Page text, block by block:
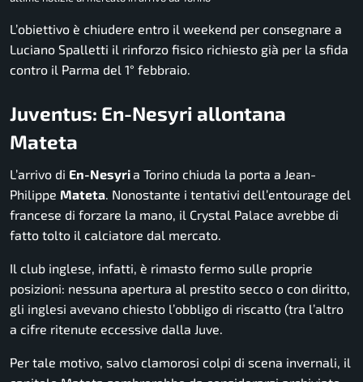
L’obiettivo è chiudere entro il weekend per consegnare a
Luciano Spalletti il rinforzo fisico richiesto già per la sfida
contro il Parma del 1° febbraio.
Juventus: En-Nesyri allontana
Mateta
L’arrivo di En-Nesyria Torino chiuda la porta a Jean-
Philippe Mateta. Nonostante i tentativi dell’entourage del
francese di forzare la mano, il Crystal Palace avrebbe di
fatto tolto il calciatore dal mercato.
Il club inglese, infatti, è rimasto fermo sulle proprie
posizioni: nessuna apertura al prestito secco o con diritto,
gli inglesi avevano chiesto l’obbligo di riscatto (tra l’altro
a cifre ritenute eccessive dalla Juve.
Per tale motivo, salvo clamorosi colpi di scena invernali, il